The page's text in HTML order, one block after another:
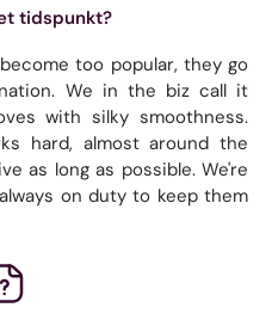
tidspunkt?
too popular, they go
We in the biz call it
with silky smoothness.
hard, almost around the
as long as possible. We're
on duty to keep them